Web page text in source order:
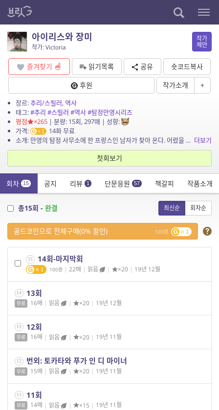
아이리스와 장미
작가: Victoria
작가
제안
즐겨찾기 읽기목록 공유
숏코드복사
후원
작가소개 +
장르:추리/스릴러, 역사
태그:#추리 #스릴러 #역사#탐정만영시리즈
평점
×265| 분량: 15회, 297매 | 성향:
가격:
1
14화 무료
소개: 만영의 탐정 사무소에 한 프랑스인 남자가 찾아 온다. 어렸을 때 부모가 입양해서 같이 컸던 조선인 여자 아이가 기숙학교에서 자살을 했는데 그 이유를 알고 싶다는 것이다. 일의 전말... 더보기
첫회보기
회차 15 공지 리뷰 1 단문응원 57 책갈피 작품소개
총15회 - 완결 최신순 회차순
100 1
골드코인으로 전체구매(0% 할인)
15 14회-마지막회
1 100 | 22매 | 읽음 | ×20 | 19년 12월
14 13회
무료 16매 | 읽음 | ×20 | 19년 12월
13 12회
무료 16매 | 읽음 | ×20 | 19년 11월
12 번외: 토카타와 푸가 인 디 마이너
무료 15매 | 읽음 | ×20 | 19년 11월
11 11회
무료 14매 | 읽음 | ×15 | 19년 11월